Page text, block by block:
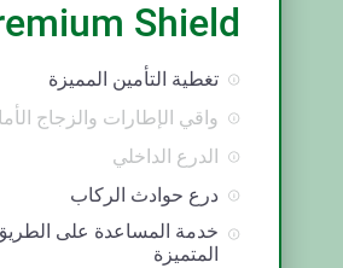
Shield
تغطية التأمين المميزة
واقي الإطارات والزجاج
الدرع الداخلي
درع حوادث الركاب
خدمة المساعدة على
المتميزة